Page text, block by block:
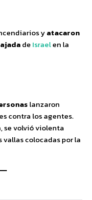
yatacaron
de Israelen la
lanzaron
contra los agentes.
se volvió violenta
colocadas por la